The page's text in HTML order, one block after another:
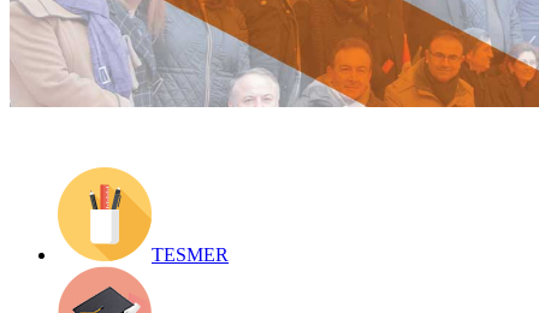
Detay bilgiler:
Geri Dön
TESMER